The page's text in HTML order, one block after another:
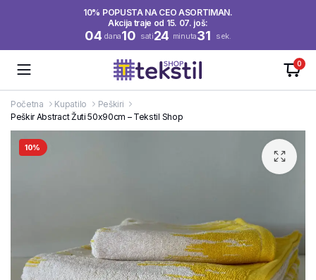
10% POPUSTA NA CEO ASORTIMAN.
Akcija traje od 15. 07. još:
04 dana10 sati24 minuta31 sek.
0
Početna Kupatilo
Peškiri
Peškir Abstract Žuti 50x90cm – Tekstil Shop
10%